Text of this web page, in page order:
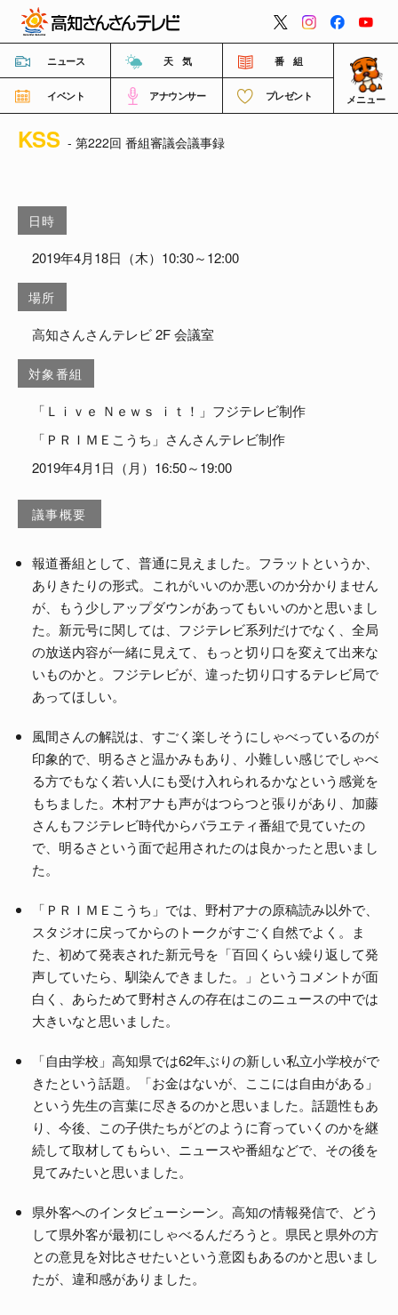
ニュース 天 気 番 組
イベント アナウンサー プレゼント メニュー
番組情報
イベント情報
KSS - 第222回 番組審議会議事録
日時
2019年4月18日（木）10:30～12:00
場所
高知さんさんテレビ 2F 会議室
対象番組
「Ｌｉｖｅ Ｎｅｗｓ ｉｔ！」フジテレビ制作
「ＰＲＩＭＥこうち」さんさんテレビ制作
2019年4月1日（月）16:50～19:00
議事概要
報道番組として、普通に見えました。フラットというか、
ありきたりの形式。これがいいのか悪いのか分かりません
が、もう少しアップダウンがあってもいいのかと思いまし
た。新元号に関しては、フジテレビ系列だけでなく、全局
の放送内容が一緒に見えて、もっと切り口を変えて出来な
いものかと。フジテレビが、違った切り口するテレビ局で
あってほしい。
風間さんの解説は、すごく楽しそうにしゃべっているのが
印象的で、明るさと温かみもあり、小難しい感じでしゃべ
る方でもなく若い人にも受け入れられるかなという感覚を
もちました。木村アナも声がはつらつと張りがあり、加藤
さんもフジテレビ時代からバラエティ番組で見ていたの
で、明るさという面で起用されたのは良かったと思いまし
た。
「ＰＲＩＭＥこうち」では、野村アナの原稿読み以外で、
スタジオに戻ってからのトークがすごく自然でよく。ま
た、初めて発表された新元号を「百回くらい繰り返して発
声していたら、馴染んできました。」というコメントが面
白く、あらためて野村さんの存在はこのニュースの中では
大きいなと思いました。
「自由学校」高知県では62年ぶりの新しい私立小学校がで
きたという話題。「お金はないが、ここには自由がある」
という先生の言葉に尽きるのかと思いました。話題性もあ
り、今後、この子供たちがどのように育っていくのかを継
続して取材してもらい、ニュースや番組などで、その後を
見てみたいと思いました。
県外客へのインタビューシーン。高知の情報発信で、どう
して県外客が最初にしゃべるんだろうと。県民と県外の方
との意見を対比させたいという意図もあるのかと思いまし
たが、違和感がありました。